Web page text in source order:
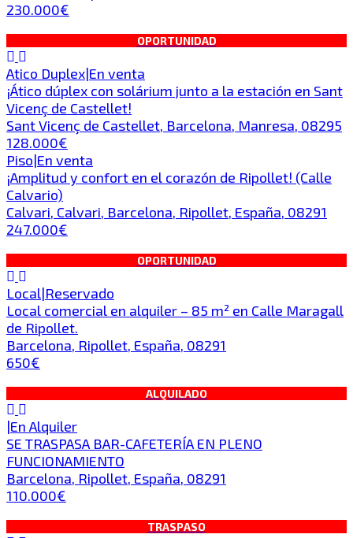
230.000€
OPORTUNIDAD
Atico Duplex|En venta
¡Ático dúplex con solárium junto a la estación en Sant
Vicenç de Castellet!
Sant Vicenç de Castellet, Barcelona, Manresa, 08295
128.000€
Piso|En venta
¡Amplitud y confort en el corazón de Ripollet! (Calle
Calvario)
Calvari, Calvari, Barcelona, Ripollet, España, 08291
247.000€
OPORTUNIDAD
Local|Reservado
Local comercial en alquiler – 85 m² en Calle Maragall
de Ripollet.
Barcelona, Ripollet, España, 08291
650€
ALQUILADO
|En Alquiler
SE TRASPASA BAR-CAFETERÍA EN PLENO
FUNCIONAMIENTO
Barcelona, Ripollet, España, 08291
110.000€
TRASPASO